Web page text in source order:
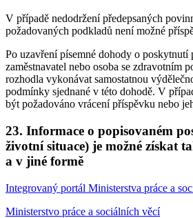
V případě nedodržení předepsaných
požadovaných podkladů není možné
Po uzavření písemné dohody o poskytnutí
zaměstnavatel nebo osoba se zdravotním
rozhodla vykonávat samostatnou
podmínky sjednané v této dohodě. V
být požadováno vrácení příspěvku nebo
23. Informace o popisovaném
životní situace) je možné získat
a v jiné formě
Integrovaný portál Ministerstva práce a
Ministerstvo práce a sociálních věcí